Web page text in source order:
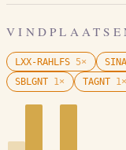
LXX-RAHLFS 5×
SBLGNT 1× TAGNT 1×